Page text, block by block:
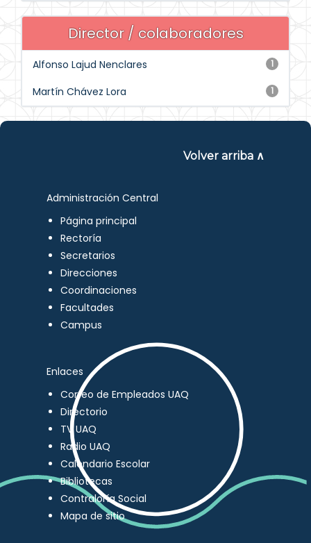
Director / colaboradores
1
Alfonso Lajud Nenclares
1
Martín Chávez Lora
Volver arriba ∧
Administración Central
Página principal
Rectoría
Secretarios
Direcciones
Coordinaciones
Facultades
Campus
Enlaces
Correo de Empleados UAQ
Directorio
TV UAQ
Radio UAQ
Calendario Escolar
Bibliotecas
Contraloría Social
Mapa de sitio